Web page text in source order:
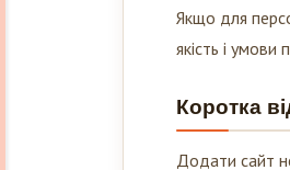
Якщо для
якість і умови
Коротка
Додати сайт